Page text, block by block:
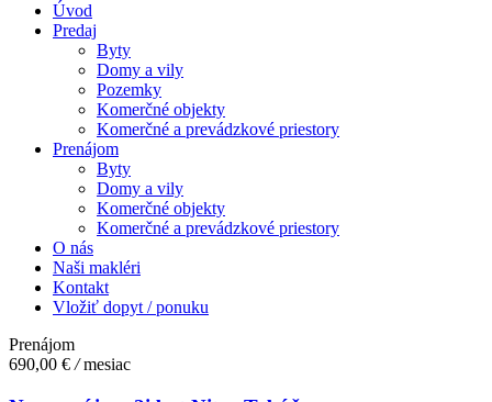
Úvod
Predaj
Byty
Domy a vily
Pozemky
Komerčné objekty
Komerčné a prevádzkové priestory
Prenájom
Byty
Domy a vily
Komerčné objekty
Komerčné a prevádzkové priestory
O nás
Naši makléri
Kontakt
Vložiť dopyt / ponuku
Prenájom
690,00 € /mesiac